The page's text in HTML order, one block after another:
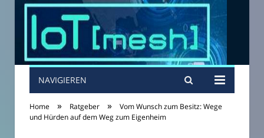
NAVIGIEREN
Home » Ratgeber »
Vom Wunsch zum Besitz: Wege
und Hürden auf dem Weg zum Eigenheim